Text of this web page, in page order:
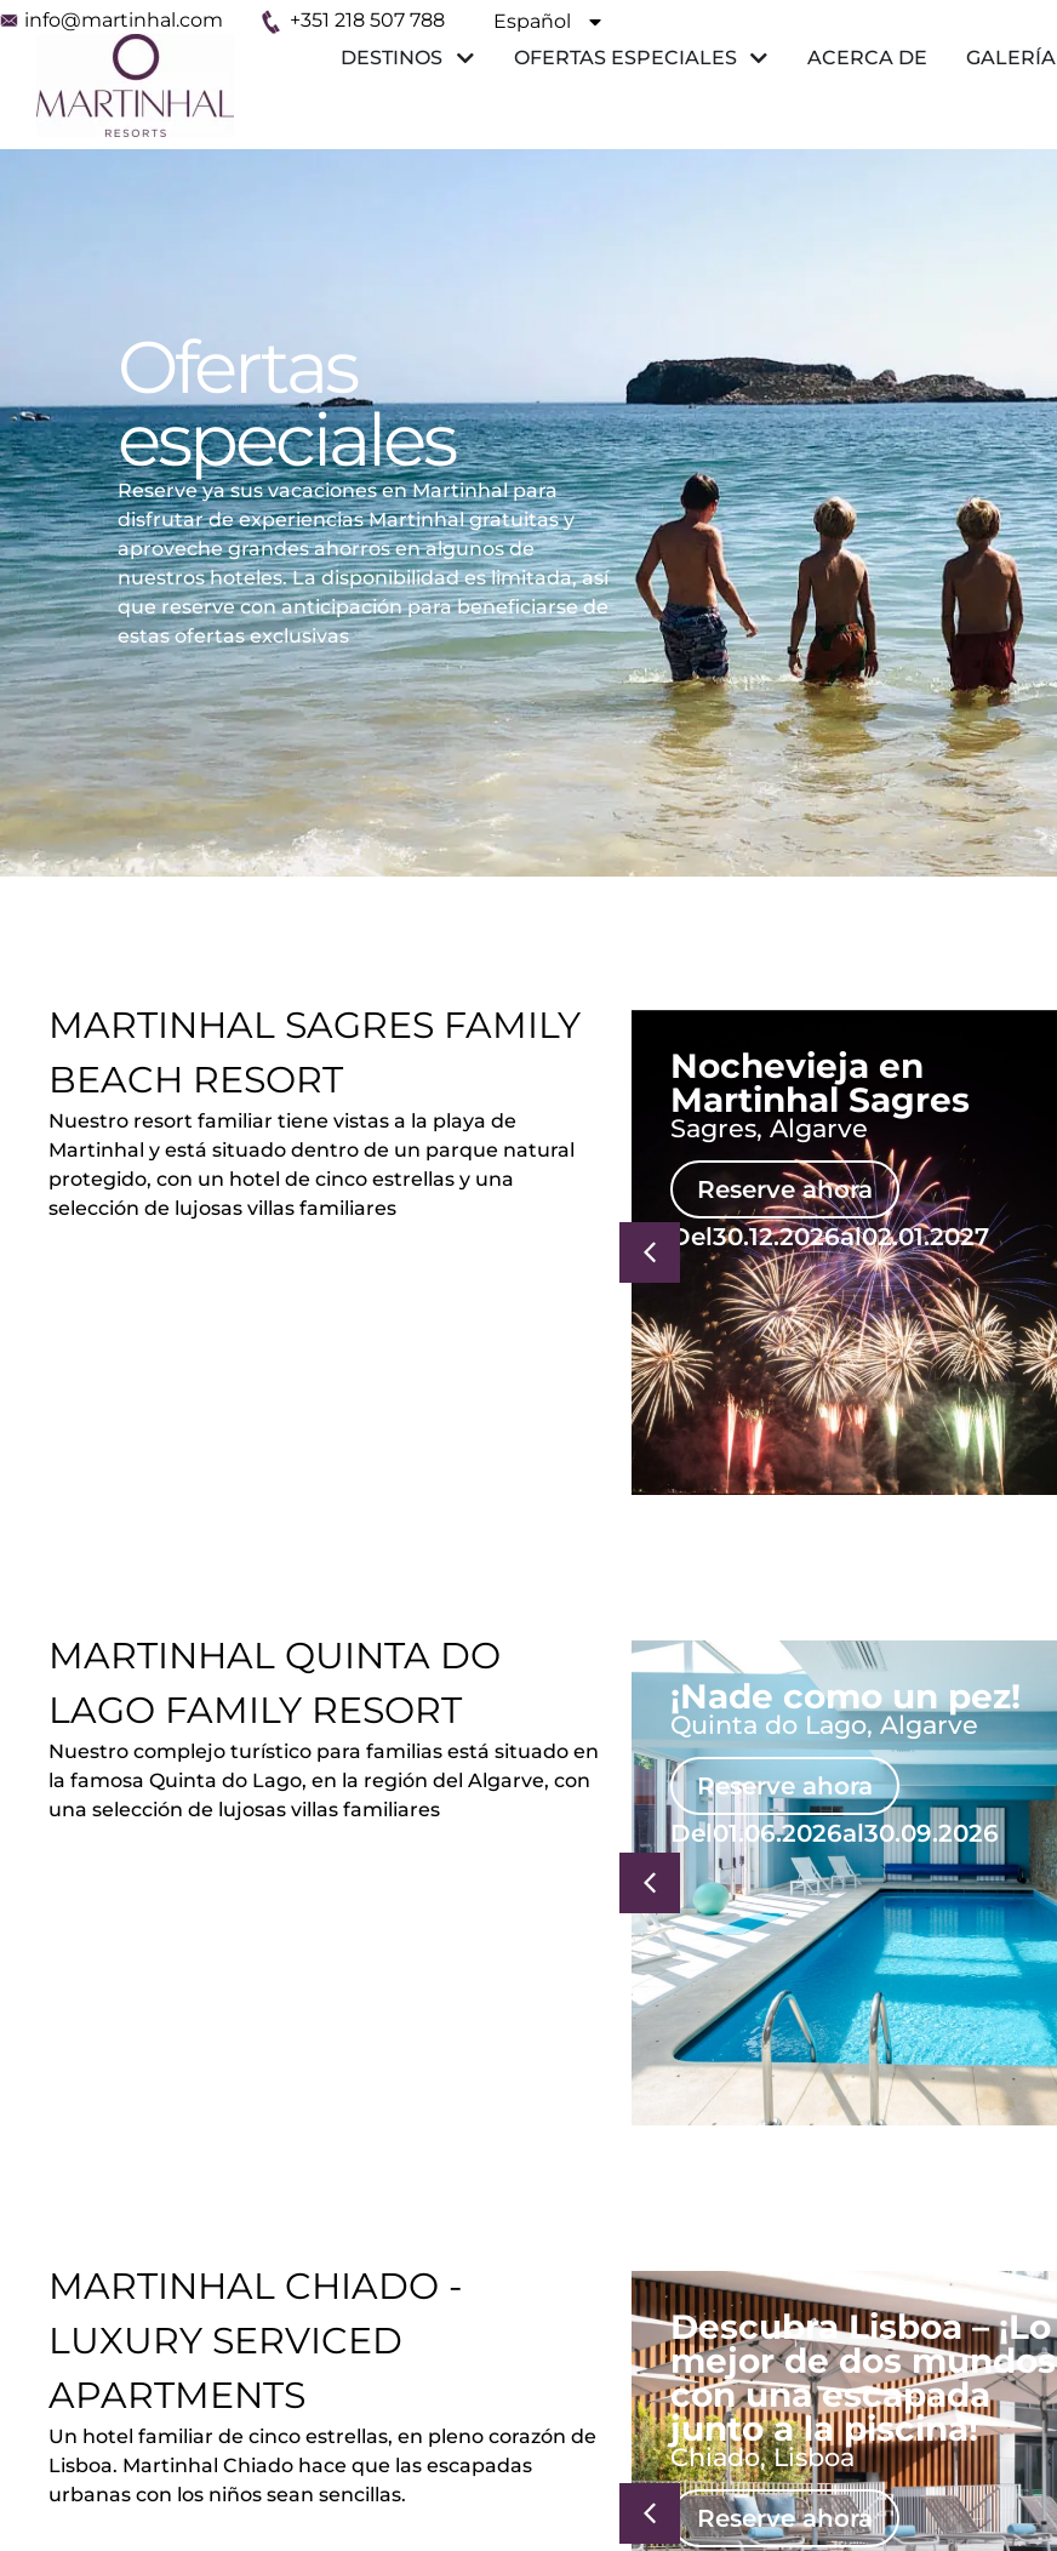
info@martinhal.com +351 218 507 788 Español
Français
DESTINOS
OFERTAS ESPECIALES ACERCA DE GALERÍA
Ofertas
especiales
Reserve ya sus vacaciones en Martinhal para
disfrutar de experiencias Martinhal gratuitas y
aproveche grandes ahorros en algunos de
nuestros hoteles. La disponibilidad es limitada, así
que reserve con anticipación para beneficiarse de
estas ofertas exclusivas
MARTINHAL SAGRES FAMILY
BEACH RESORT
Nuestro resort familiar tiene vistas a la playa de
Martinhal y está situado dentro de un parque natural
protegido, con un hotel de cinco estrellas y una
selección de lujosas villas familiares
Nochevieja en
Martinhal Sagres
Sagres, Algarve
Reserve ahora
Del30.12.2026al02.01.2027
MARTINHAL QUINTA DO
LAGO FAMILY RESORT
Nuestro complejo turístico para familias está situado en
la famosa Quinta do Lago, en la región del Algarve, con
una selección de lujosas villas familiares
¡Nade como un pez!
Quinta do Lago, Algarve
Reserve ahora
Del01.06.2026al30.09.2026
MARTINHAL CHIADO -
LUXURY SERVICED
APARTMENTS
Un hotel familiar de cinco estrellas, en pleno corazón de
Lisboa. Martinhal Chiado hace que las escapadas
urbanas con los niños sean sencillas.
Descubra Lisboa – ¡Lo
mejor de dos mundos
con una escapada
junto a la piscina!
Chiado, Lisboa
Reserve ahora